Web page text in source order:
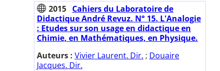
2015 Cahiers du Laboratoire de
Didactique André Revuz. N° 15. L'Analogie
: Etudes sur son usage en didactique en
Chimie, en Mathématiques, en Physique.
Auteurs : Vivier Laurent. Dir. ; Douaire
Jacques. Dir.